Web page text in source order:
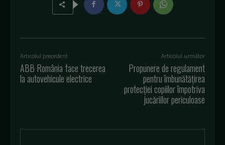
Articolul precedent
ABB România face trecerea
la autovehicule electrice
Articolul următor
Propunere de regulament
pentru îmbunătățirea
protecției copiilor împotriva
jucăriilor periculoase